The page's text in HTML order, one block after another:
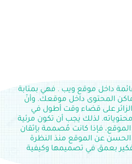
داخل موقع ويب . فهي بمتابة
المحتوى داخل موقعك. وأنّ
على قضاء وقت أطول في
لذلك يجب أن تكون مرئية
فإذا كانت مُصممة بإثقان
عن الموقع منذ النظرة
بعمق في تصميمها وكيفية